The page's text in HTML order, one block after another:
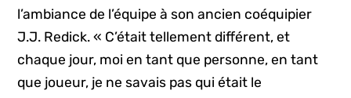
l’ambiance de l’équipe à son ancien coéquipier
J.J. Redick. « C’était tellement différent, et
chaque jour, moi en tant que personne, en tant
que joueur, je ne savais pas qui était le